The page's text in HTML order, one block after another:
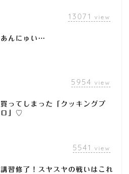
13071 view
あんにゅい…
5954 view
買ってしまった「クッキングプ
ロ」♡
5541 view
講習修了！スヤスヤの戦いはこれ